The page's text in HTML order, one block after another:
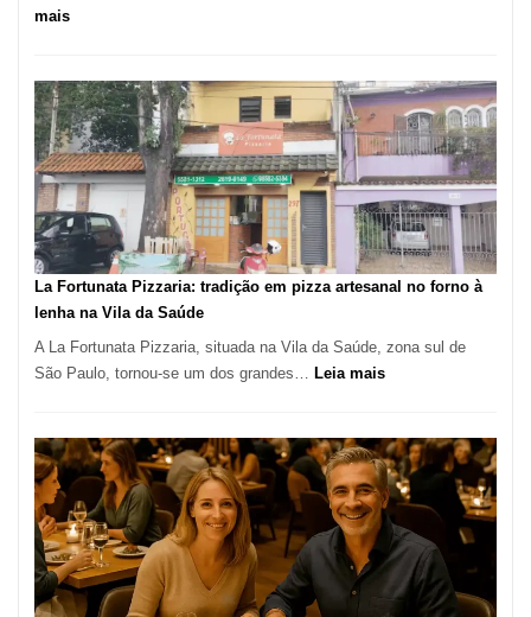
mais:
Manga
Se
Tornou
Um
dos
Restaurantes
Mais
Icônicos
La Fortunata Pizzaria: tradição em pizza artesanal no forno à
lenha na Vila da Saúde
A La Fortunata Pizzaria, situada na Vila da Saúde, zona sul de
São Paulo, tornou-se um dos grandes… Leia mais:
Pizzaria:
tradição
em
pizza
artesanal
forno